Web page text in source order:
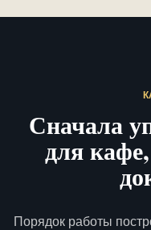
Сначала
для
Порядок работы